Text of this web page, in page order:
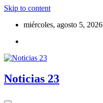
Skip to content
miércoles, agosto 5, 2026
Noticias 23